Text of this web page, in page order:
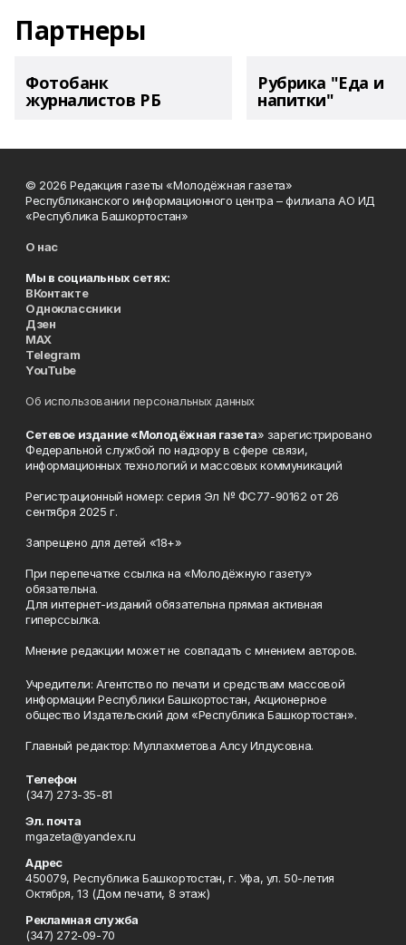
Партнеры
Фотобанк
журналистов РБ
Рубрика "Еда и
напитки"
© 2026 Редакция газеты «Молодёжная газета»
Республиканского информационного центра – филиала АО ИД
«Республика Башкортостан»
О нас
Мы в социальных сетях:
ВКонтакте
Одноклассники
Дзен
MAX
Telegram
YouTube
Об использовании персональных данных
Сетевое издание «Молодёжная газета» зарегистрировано
Федеральной службой по надзору в сфере связи,
информационных технологий и массовых коммуникаций
Регистрационный номер: серия Эл № ФС77-90162 от 26
сентября 2025 г.
Запрещено для детей «18+»
При перепечатке ссылка на «Молодёжную газету»
обязательна.
Для интернет-изданий обязательна прямая активная
гиперссылка.
Мнение редакции может не совпадать с мнением авторов.
Учредители: Агентство по печати и средствам массовой
информации Республики Башкортостан, Акционерное
общество Издательский дом «Республика Башкортостан».
Главный редактор: Муллахметова Алсу Илдусовна.
Телефон
(347) 273-35-81
Эл. почта
mgazeta@yandex.ru
Адрес
450079, Республика Башкортостан, г. Уфа, ул. 50-летия
Октября, 13 (Дом печати, 8 этаж)
Рекламная служба
(347) 272-09-70